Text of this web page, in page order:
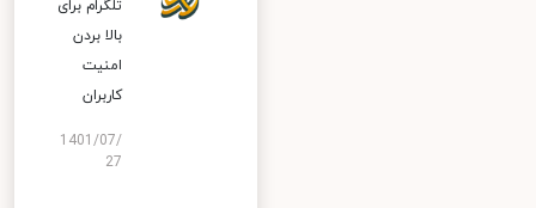
تلگرام برای
بالا بردن
امنیت
کاربران
1401/07/
27